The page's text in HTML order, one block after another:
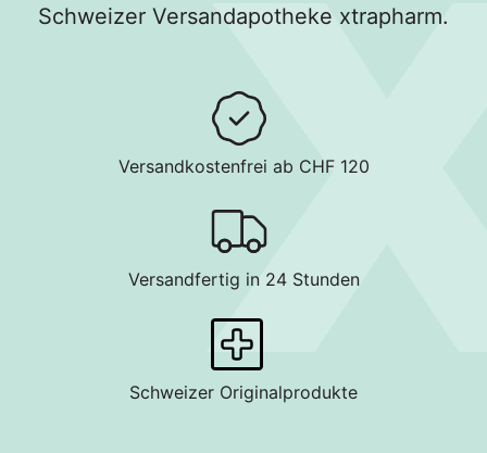
Schweizer Versandapotheke xtrapharm.
Versandkostenfrei ab CHF 120
Versandfertig in 24 Stunden
Schweizer Originalprodukte